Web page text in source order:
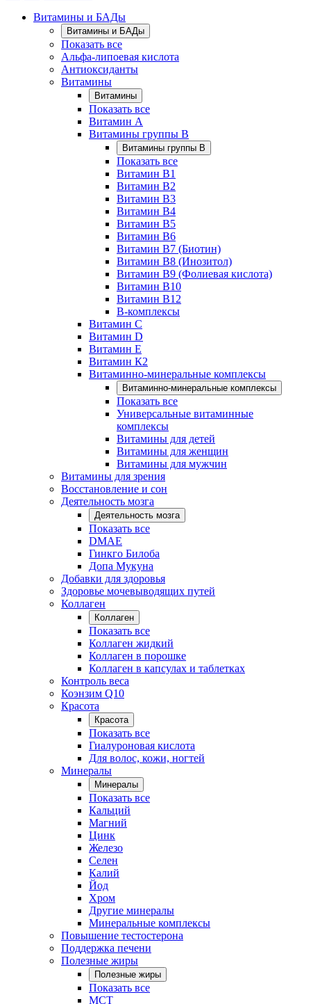
Витамины и БАДы
Витамины и БАДы
Показать все
Альфа-липоевая кислота
Антиоксиданты
Витамины
Витамины
Показать все
Витамин A
Витамины группы B
Витамины группы B
Показать все
Витамин B1
Витамин B2
Витамин B3
Витамин B4
Витамин B5
Витамин B6
Витамин B7 (Биотин)
Витамин B8 (Инозитол)
Витамин B9 (Фолиевая кислота)
Витамин B10
Витамин B12
B-комплексы
Витамин C
Витамин D
Витамин E
Витамин К2
Витаминно-минеральные комплексы
Витаминно-минеральные комплексы
Показать все
Универсальные витаминные
комплексы
Витамины для детей
Витамины для женщин
Витамины для мужчин
Витамины для зрения
Восстановление и сон
Деятельность мозга
Деятельность мозга
Показать все
DMAE
Гинкго Билоба
Допа Мукуна
Добавки для здоровья
Здоровье мочевыводящих путей
Коллаген
Коллаген
Показать все
Коллаген жидкий
Коллаген в порошке
Коллаген в капсулах и таблетках
Контроль веса
Коэнзим Q10
Красота
Красота
Показать все
Гиалуроновая кислота
Для волос, кожи, ногтей
Минералы
Минералы
Показать все
Кальций
Магний
Цинк
Железо
Селен
Калий
Йод
Хром
Другие минералы
Минеральные комплексы
Повышение тестостерона
Поддержка печени
Полезные жиры
Полезные жиры
Показать все
MCT